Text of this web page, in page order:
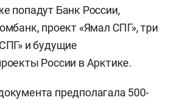
попадут Банк России,
проект «Ямал СПГ», три
и будущие
России в Арктике.
предполагала 500-